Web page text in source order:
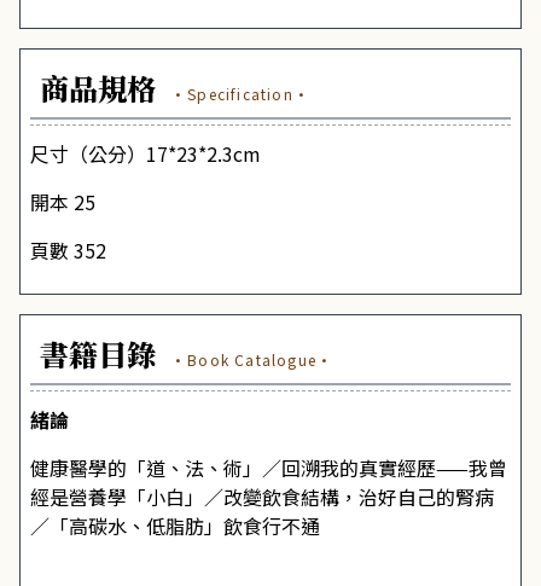
商品規格 ·Specification·
尺寸（公分）17*23*2.3cm
開本 25
頁數 352
書籍目錄 ·Book Catalogue·
緒論
健康醫學的「道、法、術」／回溯我的真實經歷——我曾
經是營養學「小白」／改變飲食結構，治好自己的腎病
／「高碳水、低脂肪」飲食行不通